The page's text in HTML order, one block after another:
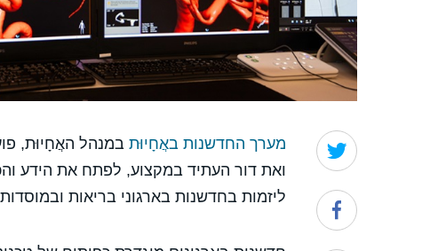
מערך החדשנות באֲחָיוּת במנהל האֲחָיוּת,
ואת דור העתיד במקצוע, לפתח את הידע
ליזמות בחדשנות בארגוני בריאות